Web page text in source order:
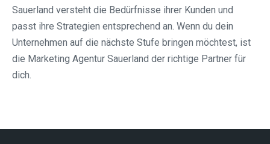
Sauerland versteht die Bedürfnisse ihrer Kunden und
passt ihre Strategien entsprechend an. Wenn du dein
Unternehmen auf die nächste Stufe bringen möchtest, ist
die Marketing Agentur Sauerland der richtige Partner für
dich.